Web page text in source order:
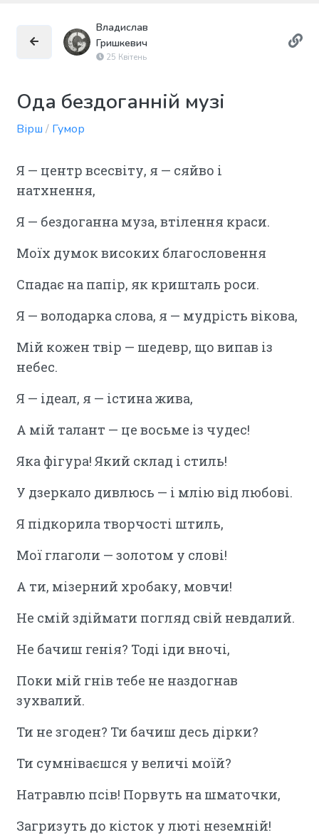
Владислав
Гришкевич
25 Квітень
Ода бездоганній музі
Вірш / Гумор
Я — центр всесвіту, я — сяйво і
натхнення,
Я — бездоганна муза, втілення краси.
Моїх думок високих благословення
Спадає на папір, як кришталь роси.
Я — володарка слова, я — мудрість вікова,
Мій кожен твір — шедевр, що випав із
небес.
Я — ідеал, я — істина жива,
А мій талант — це восьме із чудес!
Яка фігура! Який склад і стиль!
У дзеркало дивлюсь — і млію від любові.
Я підкорила творчості штиль,
Мої глаголи — золотом у слові!
А ти, мізерний хробаку, мовчи!
Не смій здіймати погляд свій невдалий.
Не бачиш генія? Тоді іди вночі,
Поки мій гнів тебе не наздогнав
зухвалий.
Ти не згоден? Ти бачиш десь дірки?
Ти сумніваєшся у величі моїй?
Натравлю псів! Порвуть на шматочки,
Загризуть до кісток у люті неземній!